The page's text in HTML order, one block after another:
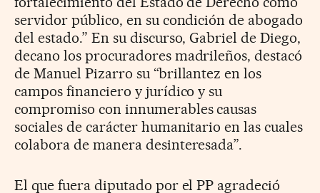
servidor público, en su condición de abogado
del estado.” En su discurso, Gabriel de Diego,
decano los procuradores madrileños, destacó
de Manuel Pizarro su “brillantez en los
campos financiero y jurídico y su
compromiso con innumerables causas
sociales de carácter humanitario en las cuales
colabora de manera desinteresada”.
El que fuera diputado por el PP agradeció